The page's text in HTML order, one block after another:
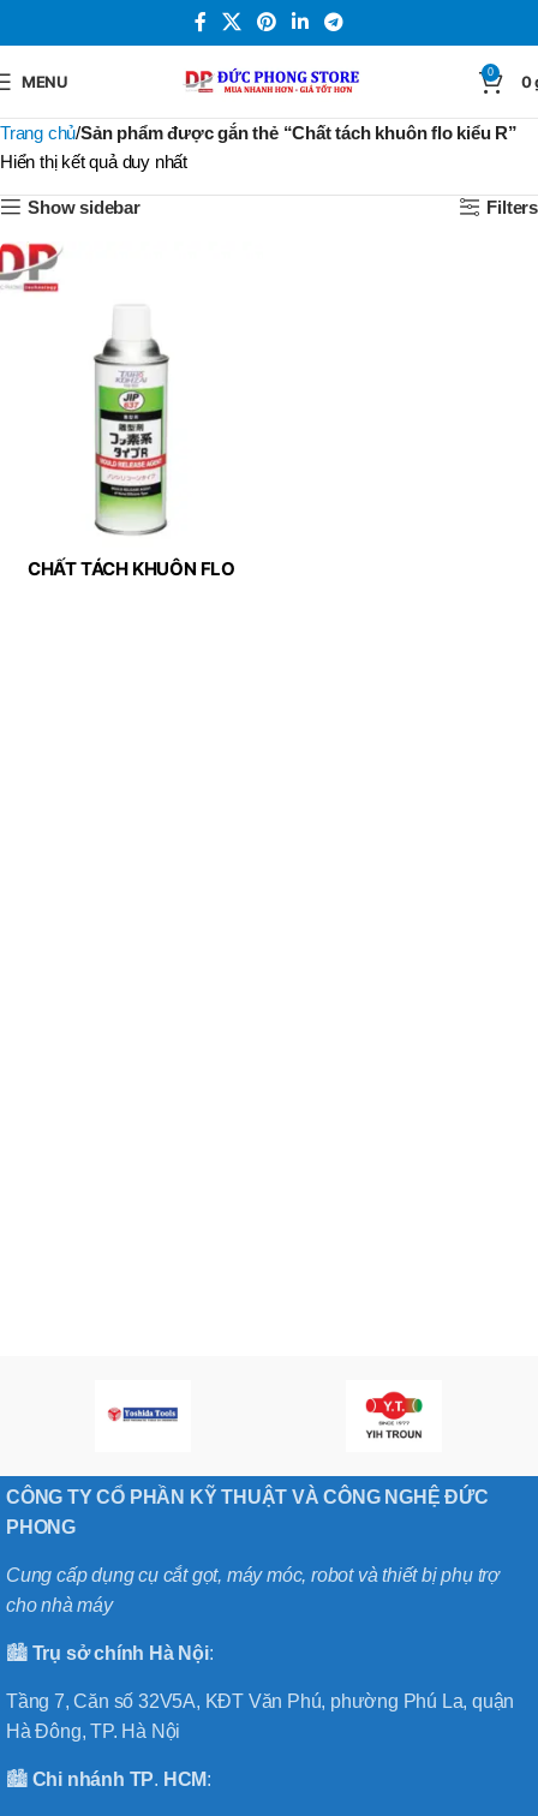
MENU 0 0
Trang chủ Sản phẩm được gắn thẻ “Chất tách khuôn flo kiểu R”
Hiển thị kết quả duy nhất
Show sidebar Filters
CHẤT TÁCH KHUÔN FLO
CÔNG TY CỔ PHẦN KỸ THUẬT VÀ CÔNG NGHỆ ĐỨC
PHONG
Cung cấp dụng cụ cắt gọt, máy móc, robot và thiết bị phụ trợ
cho nhà máy
🏙️ Trụ sở chính Hà Nội:
Tầng 7, Căn số 32V5A, KĐT Văn Phú, phường Phú La, quận
Hà Đông, TP. Hà Nội
🏙️ Chi nhánh TP. HCM: